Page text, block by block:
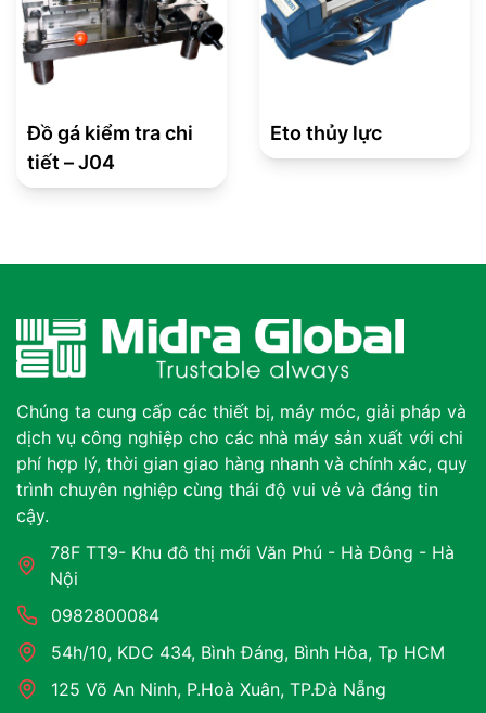
Đồ gá kiểm tra chi
tiết – J04
Eto thủy lực
Chúng ta cung cấp các thiết bị, máy móc, giải pháp và
dịch vụ công nghiệp cho các nhà máy sản xuất với chi
phí hợp lý, thời gian giao hàng nhanh và chính xác, quy
trình chuyên nghiệp cùng thái độ vui vẻ và đáng tin
cậy.
78F TT9- Khu đô thị mới Văn Phú - Hà Đông - Hà
Nội
0982800084
54h/10, KDC 434, Bình Đáng, Bình Hòa, Tp HCM
125 Võ An Ninh, P.Hoà Xuân, TP.Đà Nẵng